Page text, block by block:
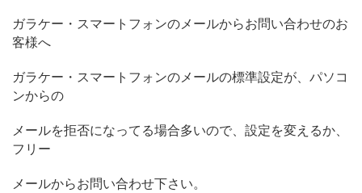
ガラケー・スマートフォンのメールからお問い合わせのお
客様へ
ガラケー・スマートフォンのメールの標準設定が、パソコ
ンからの
メールを拒否になってる場合多いので、設定を変えるか、
フリー
メールからお問い合わせ下さい。